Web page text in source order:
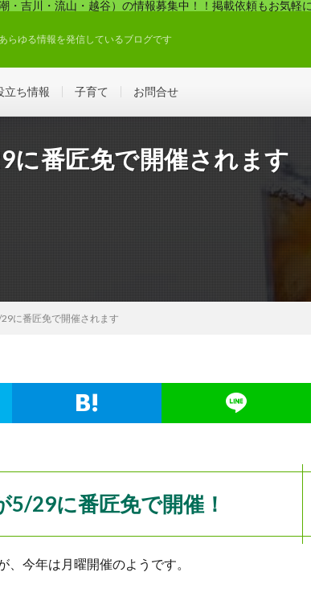
・吉川・流山・越谷）の情報募集中！！掲載依頼もお気軽
らゆる情報を発信しているブログです
立ち情報 子育て お問合せ
に番匠免で開催されます
に番匠免で開催されます
29に番匠免で開催！
今年は月曜開催のようです。